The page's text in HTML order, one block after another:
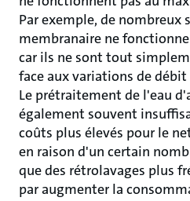
Par exemple, de
membranaire ne
car ils ne sont tout
face aux variations de
Le prétraitement de l'eau
également souvent
coûts plus élevés pour le
en raison d'un certain
que des rétrolavages plus
par augmenter la